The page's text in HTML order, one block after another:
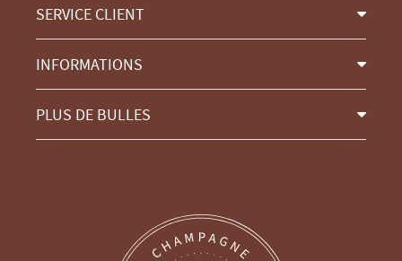
SERVICE CLIENT
INFORMATIONS
PLUS DE BULLES